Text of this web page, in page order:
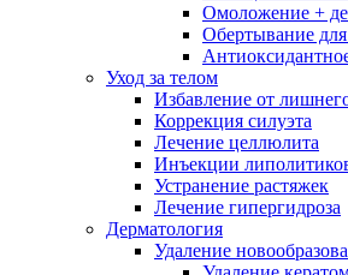
Омоложение +
Обертывание
Уход за телом
Избавление от
Коррекция силуэта
Лечение целлюлита
Инъекции
Устранение растяжек
Лечение гипергидроза
Дерматология
Удаление